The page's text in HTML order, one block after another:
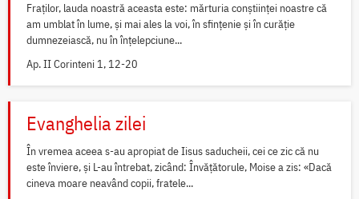
Fraților, lauda noastră aceasta este: mărturia conștiinței noastre că
am umblat în lume, și mai ales la voi, în sfințenie și în curăție
dumnezeiască, nu în înțelepciune...
Ap. II Corinteni 1, 12-20
Evanghelia zilei
În vremea aceea s-au apropiat de Iisus saducheii, cei ce zic că nu
este înviere, și L-au întrebat, zicând: Învățătorule, Moise a zis: «Dacă
cineva moare neavând copii, fratele...